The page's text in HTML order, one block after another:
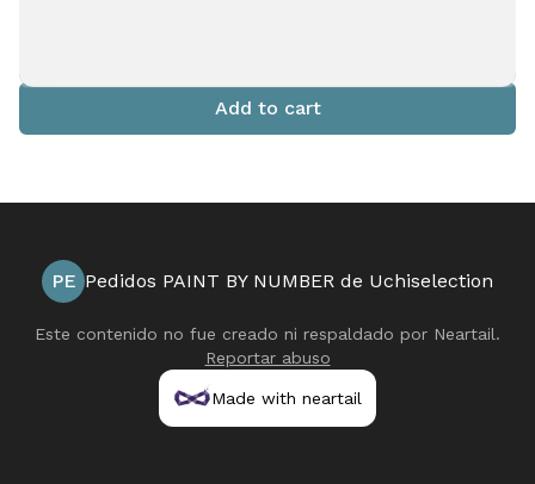
Add to cart
PE Pedidos PAINT BY NUMBER de Uchiselection
Este contenido no fue creado ni respaldado por Neartail.
Reportar abuso
Made with neartail